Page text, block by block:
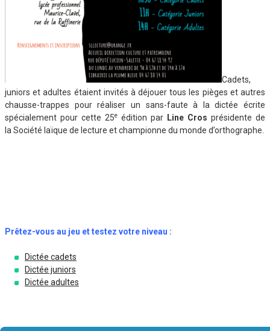
Cadets,
juniors et adultes étaient invités à déjouer tous les pièges et autres
chausse-trappes pour réaliser un sans-faute à la dictée écrite
spécialement pour cette 25e édition par Line Cros présidente de
la Société laïque de lecture et championne du monde d’orthographe.
Prêtez-vous au jeu et testez votre niveau :
Dictée cadets
Dictée juniors
Dictée adultes